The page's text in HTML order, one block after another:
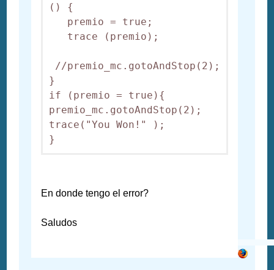
() {
premio = true;
trace (premio);
//premio_mc.gotoAndStop(2);
}
if (premio = true){
premio_mc.gotoAndStop(2);
trace("You Won!" );
En donde tengo el error?
Saludos